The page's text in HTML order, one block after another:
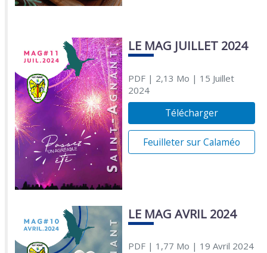
LE MAG JUILLET 2024
PDF| 2,13 Mo | 15 Juillet
2024
Télécharger
Feuilleter sur Calaméo
LE MAG AVRIL 2024
PDF| 1,77 Mo | 19 Avril 2024